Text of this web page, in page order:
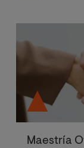
Maestría